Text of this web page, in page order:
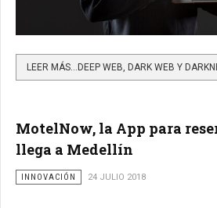
LEER MÁS…DEEP WEB, DARK WEB Y
MotelNow, la App para
llega a Medellín
INNOVACIÓN 24 JULIO 2018